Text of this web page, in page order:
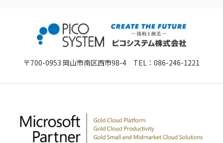
〒700-0953 岡山市南区西市98-4 TEL： 086-246-1221